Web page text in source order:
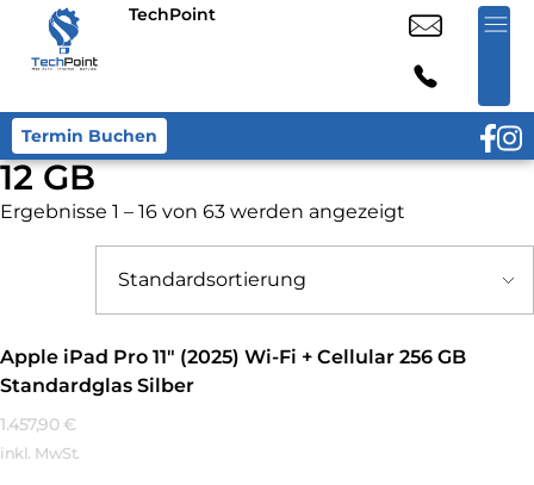
TechPoint
Termin Buchen
12 GB
Ergebnisse 1 – 16 von 63 werden angezeigt
Apple iPad Pro 11″ (2025) Wi-Fi + Cellular 256 GB
Standardglas Silber
1.457,90 €
inkl. MwSt.